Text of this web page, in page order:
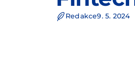
Redakce9. 5. 2024